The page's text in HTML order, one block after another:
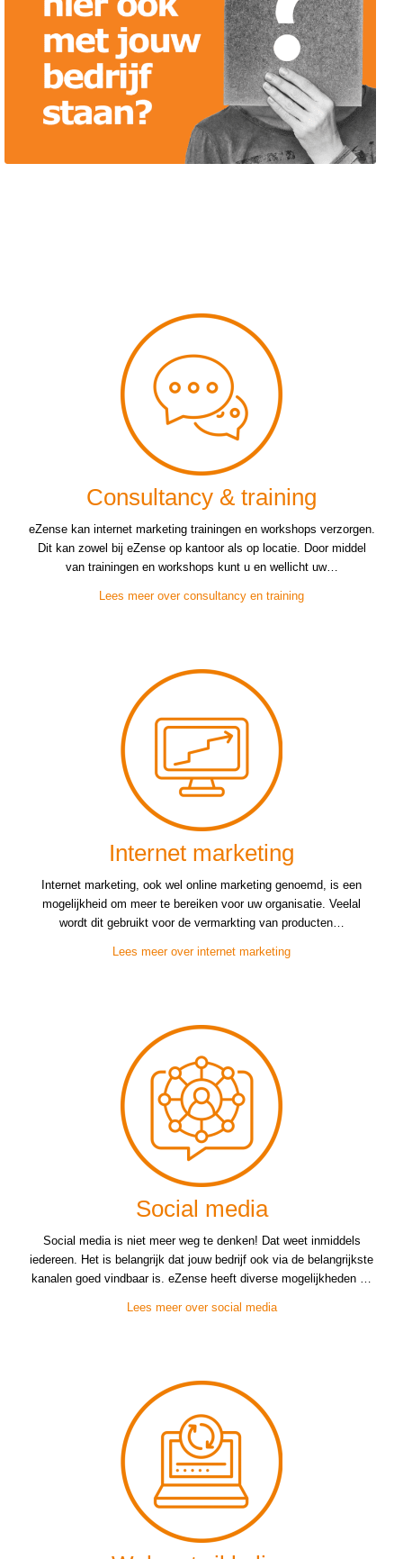
Consultancy & training
eZense kan internet marketing trainingen en workshops verzorgen.
Dit kan zowel bij eZense op kantoor als op locatie. Door middel
van trainingen en workshops kunt u en wellicht uw…
Lees meer over consultancy en training
Internet marketing
Internet marketing, ook wel online marketing genoemd, is een
mogelijkheid om meer te bereiken voor uw organisatie. Veelal
wordt dit gebruikt voor de vermarkting van producten…
Lees meer over internet marketing
Social media
Social media is niet meer weg te denken! Dat weet inmiddels
iedereen. Het is belangrijk dat jouw bedrijf ook via de belangrijkste
kanalen goed vindbaar is. eZense heeft diverse mogelijkheden …
Lees meer over social media